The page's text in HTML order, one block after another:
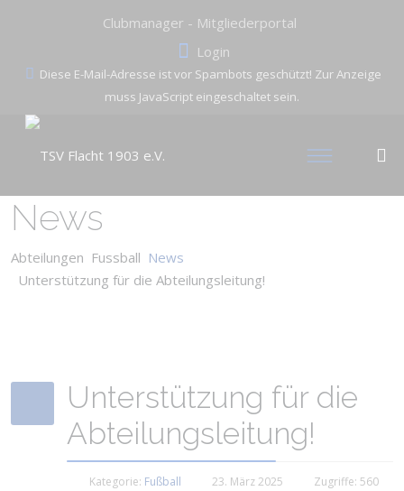
Clubmanager - Mitgliederportal
Login
Diese E-Mail-Adresse ist vor Spambots geschützt! Zur Anzeige
muss JavaScript eingeschaltet sein.
News
Abteilungen Fussball News
Unterstützung für die Abteilungsleitung!
Unterstützung für die
Abteilungsleitung!
Kategorie: Fußball 23. März 2025
Zugriffe: 560